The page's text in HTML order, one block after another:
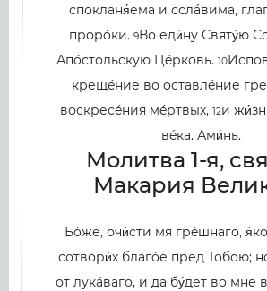
спокланя́ема и сслáвима,
прорóки. 9Во еди́ну Святу́ю
Апóстольскую Цéрковь. 10
крещéние во оставлéние
воскресéния мéртвых, 12и
вéка. Ами́нь.
Молитва 1-я,
Макария
Бóже, очи́сти мя грéшнаго,
сотвори́х благóе пред Тобою;
от лукáваго, и да бу́дет во мне